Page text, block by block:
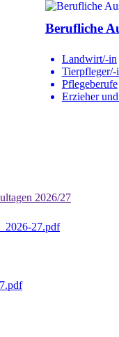
Berufliche
Landwirt/-in
Tierpfleger/-
Pflegeberufe
Erzieher
2026/27
27.pdf